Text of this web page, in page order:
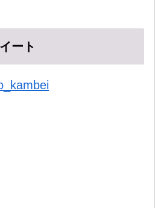
ート